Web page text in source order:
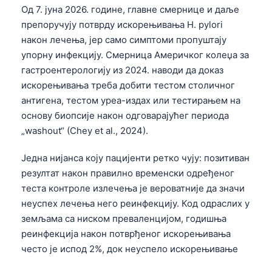
Од 7. јуна 2026. године, главне смернице и даље
препоручују потврду искорењивања H. pylori
након лечења, јер само симптоми пропуштају
упорну инфекцију. Смерница Америчког колеџа за
гастроентерологију из 2024. наводи да доказ
искорењивања треба добити тестом столичног
антигена, тестом уреа-издах или тестирањем на
основу биопсије након одговарајућег периода
„washout“ (Chey et al., 2024).
Једна нијанса коју пацијенти ретко чују: позитиван
резултат након правилно временски одређеног
теста контроле излечења је вероватније да значи
неуспех лечења него реинфекцију. Код одраслих у
земљама са ниском преваленцијом, годишња
реинфекција након потврђеног искорењивања
често је испод 2%, док неуспело искорењивање